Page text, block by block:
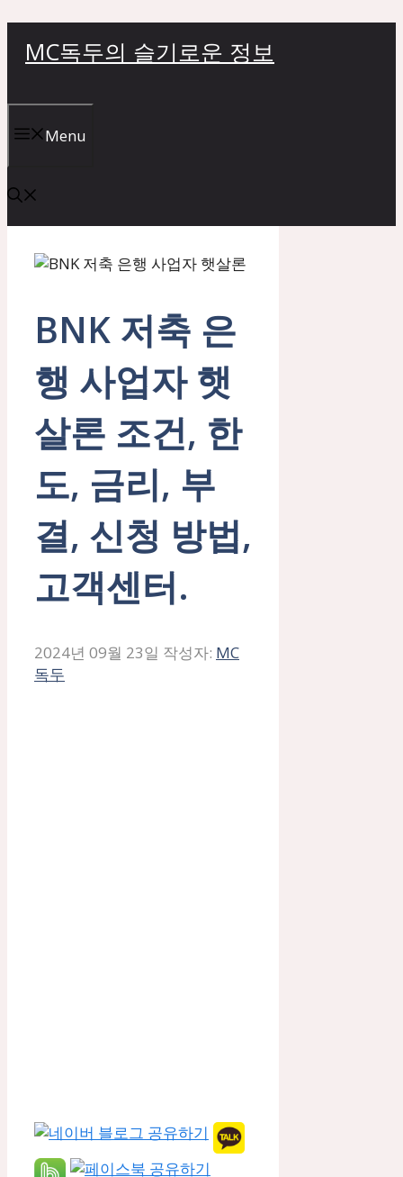
너
뛰
기
MC독두의 슬기로운 정보
Menu
BNK 저축 은
행 사업자 햇
살론 조건, 한
도, 금리, 부
결, 신청 방법,
고객센터.
2024년 09월 23일 작성자: MC
독두